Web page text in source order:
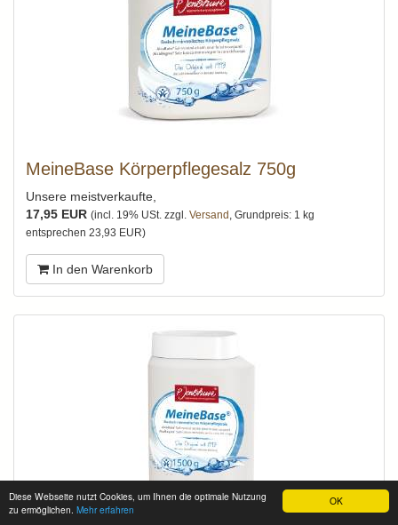
OK
Diese Webseite nutzt Cookies, um Ihnen die optimale Nutzung
zu ermöglichen. Mehr erfahren
MeineBase Körperpflegesalz 750g
Unsere meistverkaufte,
17,95 EUR (incl. 19% USt. zzgl. Versand , Grundpreis: 1 kg
entsprechen 23,93 EUR)
In den Warenkorb